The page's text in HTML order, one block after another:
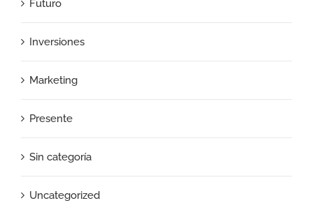
Futuro
Inversiones
Marketing
Presente
Sin categoría
Uncategorized